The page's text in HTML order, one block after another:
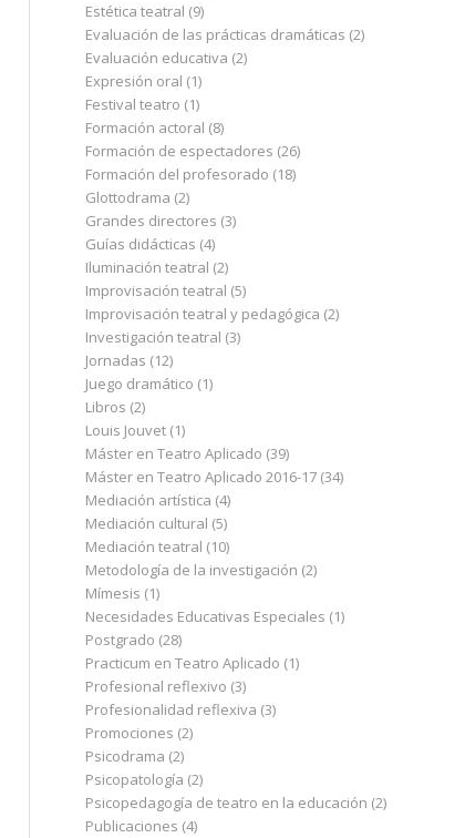
Estética teatral (9)
Evaluación de las prácticas dramáticas (2)
Evaluación educativa (2)
Expresión oral (1)
Festival teatro (1)
Formación actoral (8)
Formación de espectadores (26)
Formación del profesorado (18)
Glottodrama (2)
Grandes directores (3)
Guías didácticas (4)
Iluminación teatral (2)
Improvisación teatral (5)
Improvisación teatral y pedagógica (2)
Investigación teatral (3)
Jornadas (12)
Juego dramático (1)
Libros (2)
Louis Jouvet (1)
Máster en Teatro Aplicado (39)
Máster en Teatro Aplicado 2016-17 (34)
Mediación artística (4)
Mediación cultural (5)
Mediación teatral (10)
Metodología de la investigación (2)
Mímesis (1)
Necesidades Educativas Especiales (1)
Postgrado (28)
Practicum en Teatro Aplicado (1)
Profesional reflexivo (3)
Profesionalidad reflexiva (3)
Promociones (2)
Psicodrama (2)
Psicopatología (2)
Psicopedagogía de teatro en la educación (2)
Publicaciones (4)